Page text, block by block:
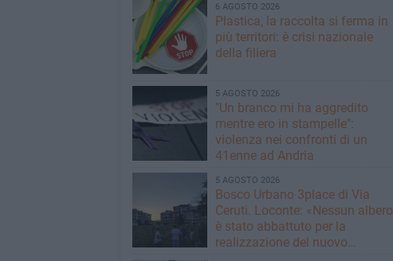
6 AGOSTO 2026
Plastica, la raccolta si ferma in
più territori: è crisi nazionale
della filiera
5 AGOSTO 2026
"Un branco mi ha aggredito
mentre ero in stampelle":
violenza nei confronti di un
41enne ad Andria
5 AGOSTO 2026
Bosco Urbano 3place di Via
Ceruti. Loconte: «Nessun albero
è stato abbattuto per la
realizzazione del nuovo